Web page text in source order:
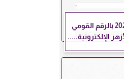
نتيجة الثانوية الأزهرية 2026 بالرقم القومي
الإلكترونية.....